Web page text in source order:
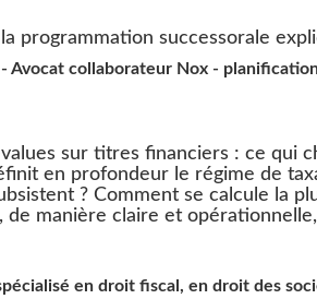
programmation successorale
Avocat collaborateur Nox -
sur titres financiers : ce qui
en profondeur le régime de
? Comment se calcule la
manière claire et
en droit fiscal, en droit des